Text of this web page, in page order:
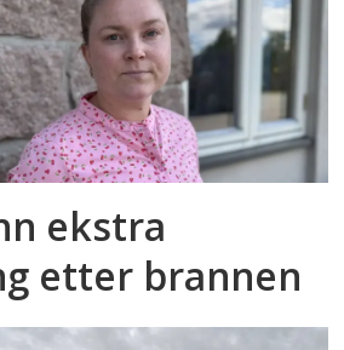
ekstra
etter brannen